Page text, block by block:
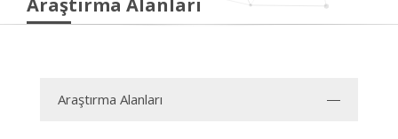
Araştırma Alanları
Araştırma Alanları